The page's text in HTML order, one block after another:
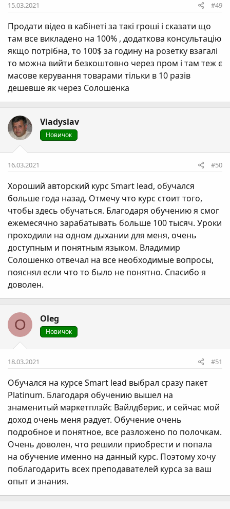
15.03.2021 #49
Продати відео в кабінеті за такі гроші і сказати що
там все викладено на 100% , додаткова консультацію
якщо потрібна, то 100$ за годину на розетку взагалі
то можна вийти безкоштовно через пром і там теж є
масове керування товарами тільки в 10 разів
дешевше як через Солошенка
Vladyslav
Новичок
16.03.2021 #50
Хороший авторский курс Smart lead, обучался
больше года назад. Отмечу что курс стоит того,
чтобы здесь обучаться. Благодаря обучению я смог
ежемесячно зарабатывать больше 100 тысяч. Уроки
проходили на одном дыхании для меня, очень
доступным и понятным языком. Владимир
Солошенко отвечал на все необходимые вопросы,
пояснял если что то было не понятно. Спасибо я
доволен.
O Oleg
Новичок
18.03.2021 #51
Обучался на курсе Smart lead выбрал сразу пакет
Platinum. Благодаря обучению вышел на
знаменитый маркетплэйс Вайлдберис, и сейчас мой
доход очень меня радует. Обучение очень
подробное и понятное, все разложено по полочкам.
Очень доволен, что решили приобрести и попала
на обучение именно на данный курс. Поэтому хочу
поблагодарить всех преподавателей курса за ваш
опыт и знания.